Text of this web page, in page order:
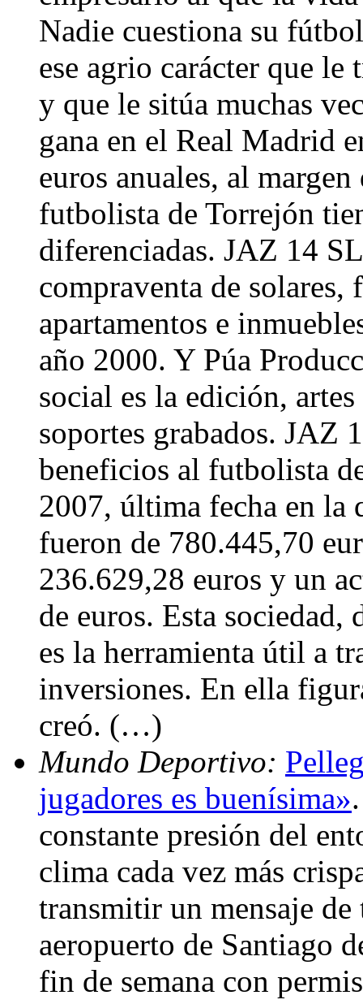
Nadie cuestiona su
ese agrio carácter que le
y que le sitúa muchas
gana en el Real Madrid
euros anuales, al
futbolista de Torrejón
diferenciadas. JAZ 14
compraventa de solares,
apartamentos e
año 2000. Y Púa
social es la edición,
soportes grabados. JAZ
beneficios al futbolista
2007, última fecha en la
fueron de 780.445,70
236.629,28 euros y un
de euros. Esta
es la herramienta útil a
inversiones. En ella
creó. (…)
Mundo Deportivo:
jugadores es buenísima»
constante presión del
clima cada vez más
transmitir un mensaje
aeropuerto de Santiago
fin de semana con